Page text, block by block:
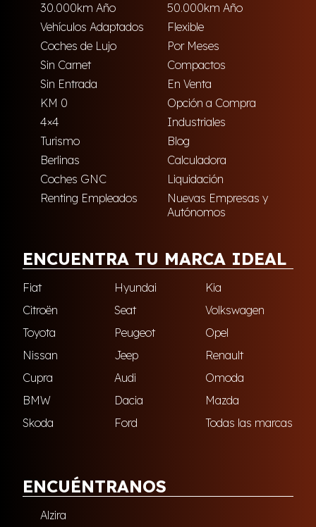
30.000km Año
50.000km Año
Vehículos Adaptados
Flexible
Coches de Lujo
Por Meses
Sin Carnet
Compactos
Sin Entrada
En Venta
KM 0
Opción a Compra
4×4
Industriales
Turismo
Blog
Berlinas
Calculadora
Coches GNC
Liquidación
Renting Empleados
Nuevas Empresas y
Autónomos
ENCUENTRA TU MARCA IDEAL
Fiat Hyundai
Kia
Citroën
Seat
Volkswagen
Toyota
Peugeot
Opel
Nissan
Jeep
Renault
Cupra
Audi
Omoda
BMW
Dacia
Mazda
Skoda
Ford Todas las marcas
ENCUÉNTRANOS
Alzira